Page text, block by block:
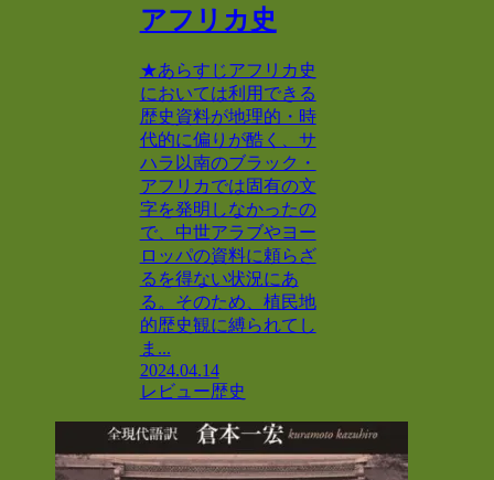
アフリカ史
★あらすじアフリカ史
においては利用できる
歴史資料が地理的・時
代的に偏りが酷く、サ
ハラ以南のブラック・
アフリカでは固有の文
字を発明しなかったの
で、中世アラブやヨー
ロッパの資料に頼らざ
るを得ない状況にあ
る。そのため、植民地
的歴史観に縛られてし
ま...
2024.04.14
レビュー歴史